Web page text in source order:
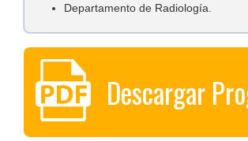
Departamento de Radiología.
Descargar